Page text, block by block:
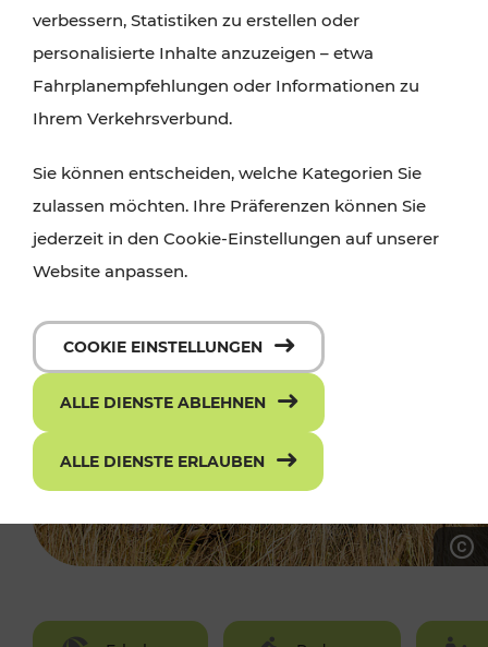
verbessern, Statistiken zu erstellen oder
personalisierte Inhalte anzuzeigen – etwa
Fahrplanempfehlungen oder Informationen zu
Ihrem Verkehrsverbund.
Sie können entscheiden, welche Kategorien Sie
zulassen möchten. Ihre Präferenzen können Sie
jederzeit in den Cookie-Einstellungen auf unserer
Website anpassen.
COOKIE EINSTELLUNGEN
ALLE DIENSTE ABLEHNEN
ALLE DIENSTE ERLAUBEN